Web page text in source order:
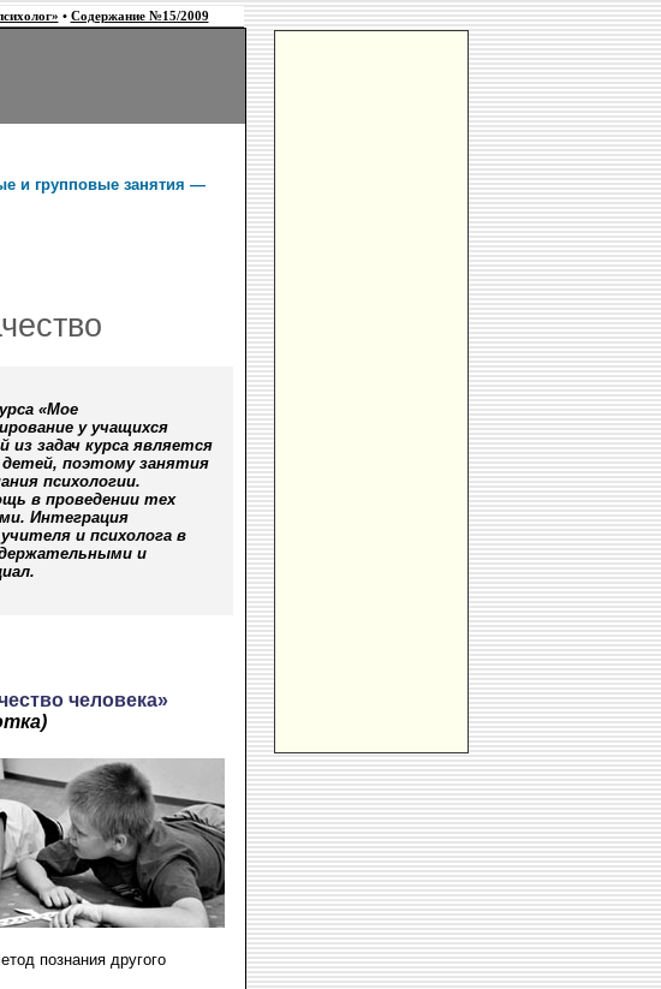
• Содержание №15/2009
и групповые занятия —
«Мое
у учащихся
задач курса является
поэтому занятия
психологии.
в проведении тех
Интеграция
и психолога в
и
человека»
познания другого